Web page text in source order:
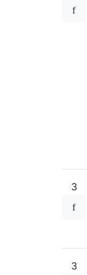
3
3